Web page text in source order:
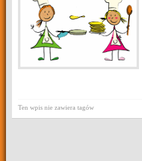
Ten wpis nie zawiera tagów